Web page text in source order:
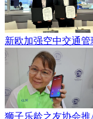
新欧加强空中交通
狮子乐龄之友协会